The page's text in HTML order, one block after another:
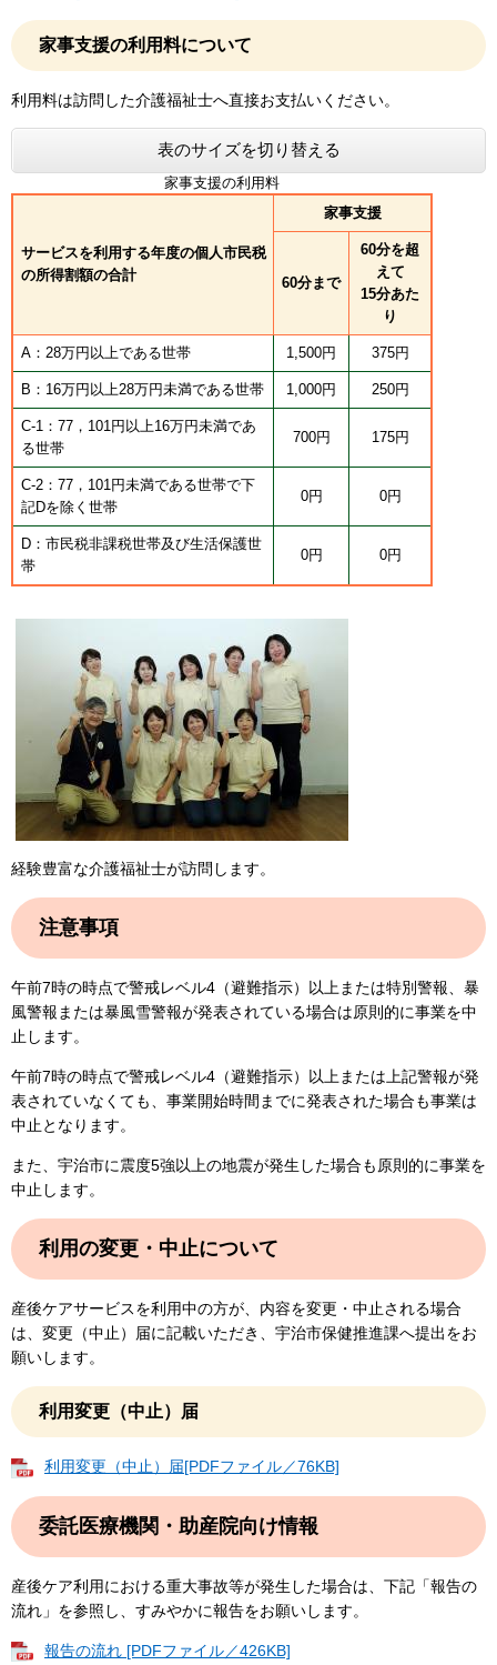
家事支援の利用料について
利用料は訪問した介護福祉士へ直接お支払いください。
表のサイズを切り替える
家事支援の利用料
サービスを利用する年度の個人市民税
の所得割額の合計
家事支援
60分まで
60分を超
えて
15分あた
り
A：28万円以上である世帯 1,500円 375円
B：16万円以上28万円未満である世帯 1,000円 250円
C-1：77，101円以上16万円未満であ
る世帯
700円 175円
C-2：77，101円未満である世帯で下
記Dを除く世帯
0円 0円
D：市民税非課税世帯及び生活保護世
帯
0円 0円
経験豊富な介護福祉士が訪問します。​
注意事項
午前7時の時点で警戒レベル4（避難指示）以上または特別警報、暴
風警報または暴風雪警報が発表されている場合は原則的に事業を中
止します。
午前7時の時点で警戒レベル4（避難指示）以上または上記警報が発
表されていなくても、事業開始時間までに発表された場合も事業は
中止となります。
また、宇治市に震度5強以上の地震が発生した場合も原則的に事業を
中止します。
利用の変更・中止について
産後ケアサービスを利用中の方が、内容を変更・中止される場合
は、変更（中止）届に記載いただき、宇治市保健推進課へ提出をお
願いします。
利用変更（中止）届
利用変更（中止）届[PDFファイル／76KB]
委託医療機関・助産院向け情報
産後ケア利用における重大事故等が発生した場合は、下記「報告の
流れ」を参照し、すみやかに報告をお願いします。
報告の流れ [PDFファイル／426KB]